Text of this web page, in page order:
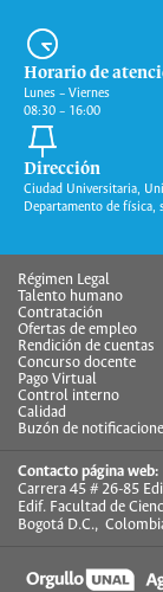
Horario de
Lunes – Viernes
08:30 – 16:00
Dirección
Ciudad Universitaria,
Departamento de física,
Régimen Legal
Talento humano
Contratación
Ofertas de empleo
Rendición de cuentas
Concurso docente
Pago Virtual
Control interno
Calidad
Buzón de
Contacto página web:
Carrera 45 # 26-85
Edif. Facultad de
Bogotá D.C.,